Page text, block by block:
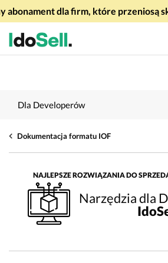
abonament dla firm, które przeniosą
Dla Developerów
Dokumentacja formatu IOF
NAJLEPSZE ROZWIĄZANIA DO
Narzędzia dla